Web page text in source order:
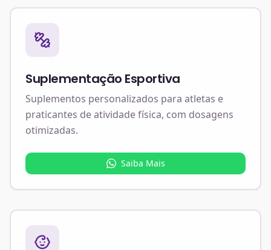
Suplementação Esportiva
Suplementos personalizados para atletas e
praticantes de atividade física, com dosagens
otimizadas.
Saiba Mais